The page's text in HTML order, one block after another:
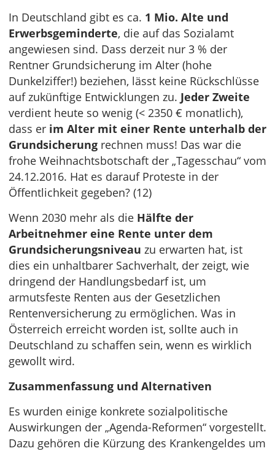
In Deutschland gibt es ca. 1 Mio. Alte und
Erwerbsgeminderte, die auf das Sozialamt
angewiesen sind. Dass derzeit nur 3 % der
Rentner Grundsicherung im Alter (hohe
Dunkelziffer!) beziehen, lässt keine Rückschlüsse
auf zukünftige Entwicklungen zu. Jeder Zweite
verdient heute so wenig (< 2350 € monatlich),
dass er im Alter mit einer Rente unterhalb der
Grundsicherung rechnen muss! Das war die
frohe Weihnachtsbotschaft der „Tagesschau“ vom
24.12.2016. Hat es darauf Proteste in der
Öffentlichkeit gegeben? (12)
Wenn 2030 mehr als die Hälfte der
Arbeitnehmer eine Rente unter dem
Grundsicherungsniveau zu erwarten hat, ist
dies ein unhaltbarer Sachverhalt, der zeigt, wie
dringend der Handlungsbedarf ist, um
armutsfeste Renten aus der Gesetzlichen
Rentenversicherung zu ermöglichen. Was in
Österreich erreicht worden ist, sollte auch in
Deutschland zu schaffen sein, wenn es wirklich
gewollt wird.
Zusammenfassung und Alternativen
Es wurden einige konkrete sozialpolitische
Auswirkungen der „Agenda-Reformen“ vorgestellt.
Dazu gehören die Kürzung des Krankengeldes um